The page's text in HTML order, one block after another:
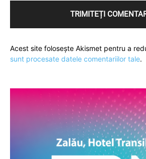
Acest site folosește Akismet pentru a
sunt procesate datele comentariilor tale.